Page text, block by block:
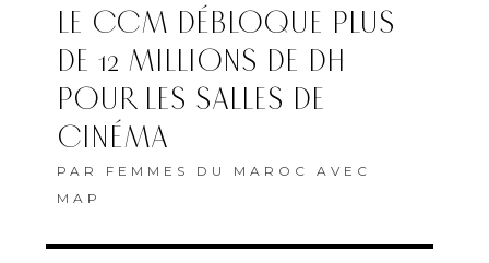
LE CCM DÉBLOQUE PLUS
DE 12 MILLIONS DE DH
POUR LES SALLES DE
CINÉMA
PAR FEMMES DU MAROC AVEC
MAP